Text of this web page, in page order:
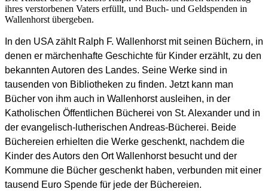
ihres verstorbenen Vaters erfüllt, und Buch- und Geldspenden in
Wallenhorst übergeben.
In den USA zählt Ralph F. Wallenhorst mit seinen Büchern, in
denen er märchenhafte Geschichte für Kinder erzählt, zu den
bekannten Autoren des Landes. Seine Werke sind in
tausenden von Bibliotheken zu finden. Jetzt kann man
Bücher von ihm auch in Wallenhorst ausleihen, in der
Katholischen Öffentlichen Bücherei von St. Alexander und in
der evangelisch-lutherischen Andreas-Bücherei. Beide
Büchereien erhielten die Werke geschenkt, nachdem die
Kinder des Autors den Ort Wallenhorst besucht und der
Kommune die Bücher geschenkt haben, verbunden mit einer
tausend Euro Spende für jede der Büchereien.